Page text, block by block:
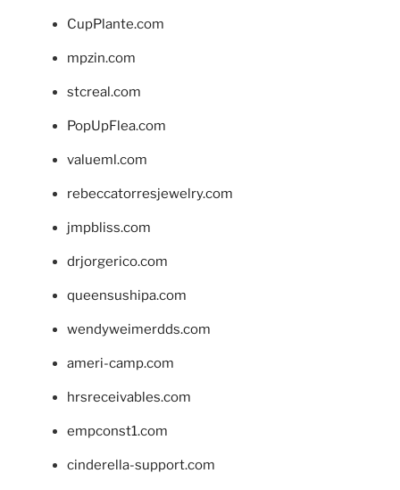
CupPlante.com
mpzin.com
stcreal.com
PopUpFlea.com
valueml.com
rebeccatorresjewelry.com
jmpbliss.com
drjorgerico.com
queensushipa.com
wendyweimerdds.com
ameri-camp.com
hrsreceivables.com
empconst1.com
cinderella-support.com